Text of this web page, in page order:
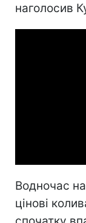
наголосив
Водночас
цінові